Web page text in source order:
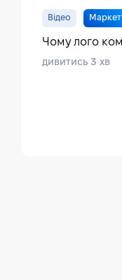
Відео
Чому лого
дивитись 3 хв